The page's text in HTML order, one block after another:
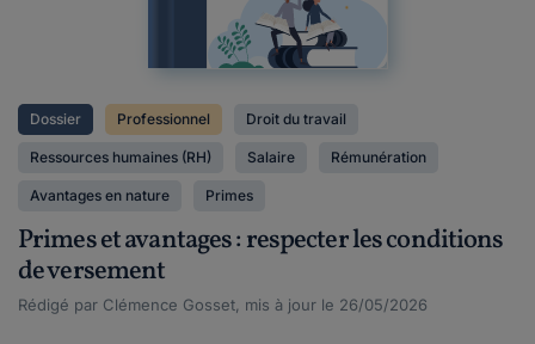
Dossier Professionnel Droit du travail
Ressources humaines (RH) Salaire Rémunération
Avantages en nature Primes
Primes et avantages : respecter les conditions
de versement
Rédigé par Clémence Gosset, mis à jour le 26/05/2026